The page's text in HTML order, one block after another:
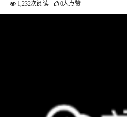
1,232次阅读 0人点赞